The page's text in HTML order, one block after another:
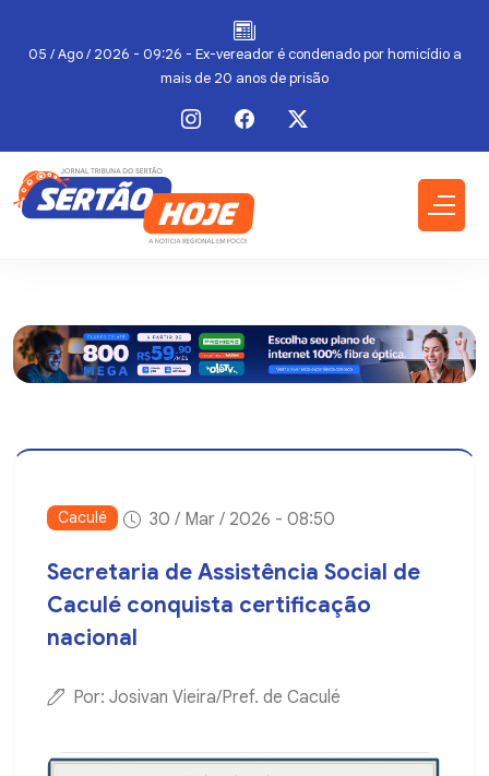
05 / Ago / 2026 - 09:26 - Ex-vereador é condenado por homicídio a
mais de 20 anos de prisão
Caculé 30 / Mar / 2026 - 08:50
Secretaria de Assistência Social de
Caculé conquista certificação
nacional
Por: Josivan Vieira/Pref. de Caculé